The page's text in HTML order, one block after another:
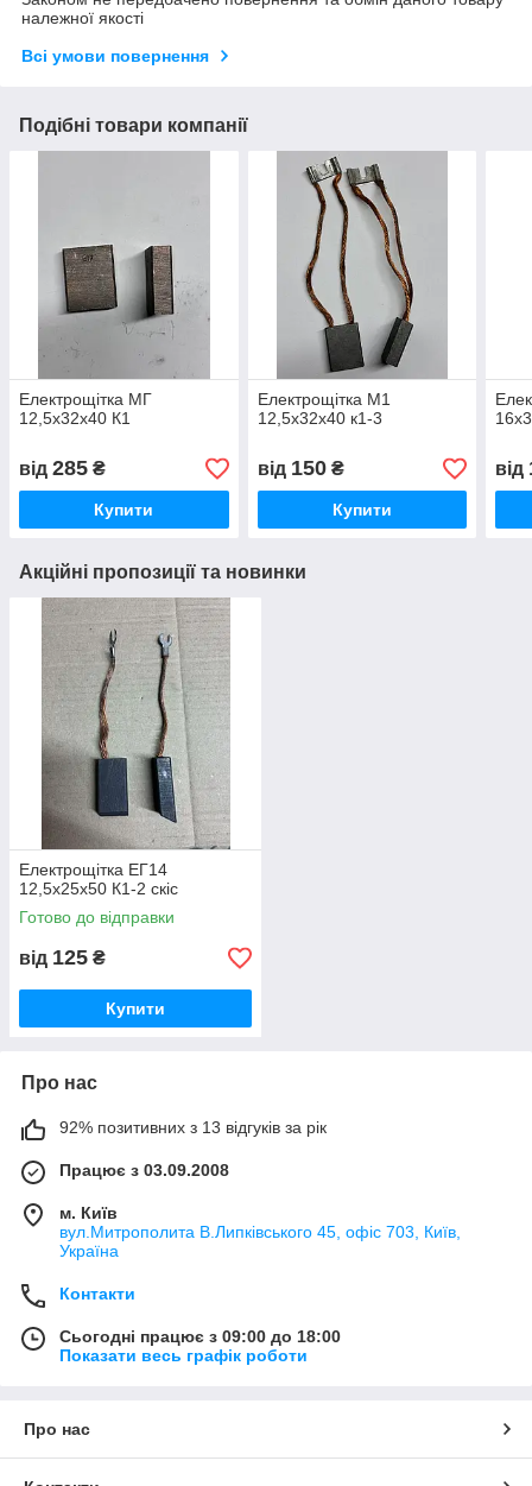
належної якості
Всі умови повернення
Подібні товари компанії
Електрощітка МГ
12,5х32х40 К1
від 285 ₴
Купити
Електрощітка М1
12,5х32х40 к1-3
від 150₴
Купити
від
Акційні пропозиції та новинки
Електрощітка ЕГ14
12,5х25х50 К1-2 скіс
Готово до відправки
від 125 ₴
Купити
Про нас
92% позитивних з 13 відгуків за рік
Працює з 03.09.2008
м. Київ
вул.Митрополита В.Липківського 45, офіс 703, Київ,
Україна
Контакти
Сьогодні працює з 09:00 до 18:00
Показати весь графік роботи
Про нас